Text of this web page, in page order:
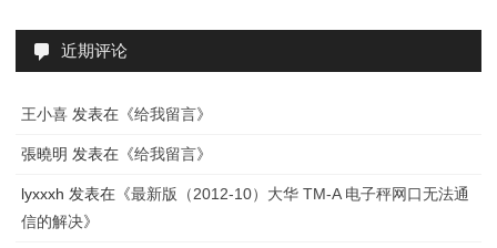
近期评论
王小喜 发表在《给我留言》
張曉明 发表在《给我留言》
lyxxxh 发表在《最新版（2012-10）大华 TM-A 电子秤网口无法通
信的解决》